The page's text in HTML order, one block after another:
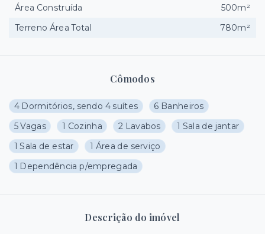
Cômodos
4 Dormitórios, sendo 4 suítes
6 Banheiros
5 Vagas
1 Cozinha 2 Lavabos
1 Sala de jantar
1 Sala de estar
1 Área de serviço
1 Dependência p/empregada
Descrição do imóvel
Área Construída
500m²
Terreno Área Total
780m²